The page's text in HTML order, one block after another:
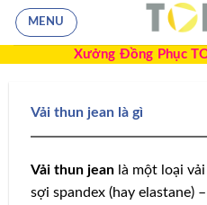
MENU
Xưởng Đồng Phục
Vải thun jean là gì
Vải thun jean là một loại
sợi spandex (hay elastane)